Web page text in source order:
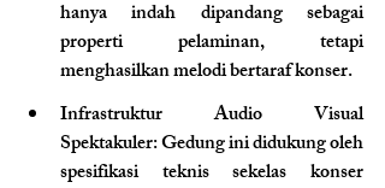
hanya indah dipandang sebagai
properti pelaminan, tetapi
menghasilkan melodi bertaraf konser.
Infrastruktur Audio Visual
Spektakuler: Gedung ini didukung oleh
spesifikasi teknis sekelas konser